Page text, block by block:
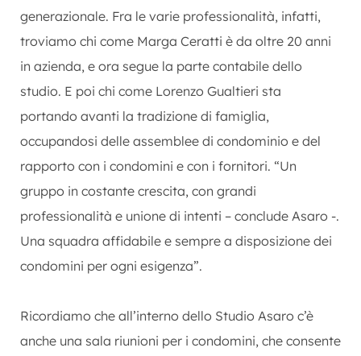
generazionale. Fra le varie professionalità, infatti,
troviamo chi come Marga Ceratti è da oltre 20 anni
in azienda, e ora segue la parte contabile dello
studio. E poi chi come Lorenzo Gualtieri sta
portando avanti la tradizione di famiglia,
occupandosi delle assemblee di condominio e del
rapporto con i condomini e con i fornitori. “Un
gruppo in costante crescita, con grandi
professionalità e unione di intenti – conclude Asaro -.
Una squadra affidabile e sempre a disposizione dei
condomini per ogni esigenza”.
Ricordiamo che all’interno dello Studio Asaro c’è
anche una sala riunioni per i condomini, che consente